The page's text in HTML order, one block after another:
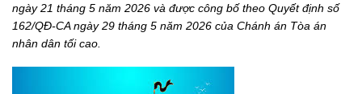
ngày 21 tháng 5 năm 2026 và được công bố theo Quyết định số
162/QĐ-CA ngày 29 tháng 5 năm 2026 của Chánh án Tòa án
nhân dân tối cao.